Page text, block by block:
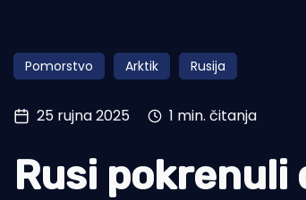
Pomorstvo
Ribolov
Tradicija i kultura
Pomorstvo Arktik Rusija
25 rujna 2025 1 min. čitanja
Rusi